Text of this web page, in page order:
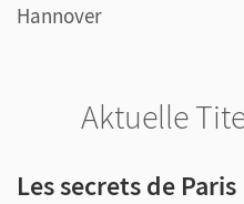
Hannover
Aktuelle
Les secrets de Paris